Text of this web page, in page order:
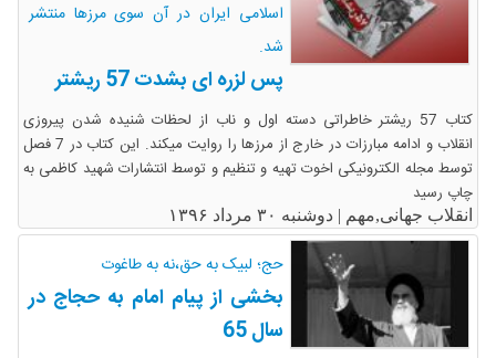
اسلامی ایران در آن سوی مرزها منتشر
شد.
پس لزره ای بشدت 57 ریشتر
کتاب 57 ریشتر خاطراتی دسته اول و ناب از لحظات شنیده شدن پیروزی
انقلاب و ادامه مبارزات در خارج از مرزها را روایت می­کند. این کتاب در 7 فصل
توسط مجله الکترونیکی اخوت تهیه و تنظیم و توسط انتشارات شهید کاظمی به
چاپ رسید
انقلاب جهانی,مهم | دوشنبه ۳۰ مرداد ۱۳۹۶
حج؛ لبیک به حق،نه به طاغوت
بخشی از پیام امام به حجاج در
سال 65